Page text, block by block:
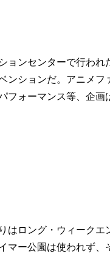
ンセンターで行わ
ションだ。アニメ
ォーマンス等、企
ロング・ウィーク
ー公園は使われず、